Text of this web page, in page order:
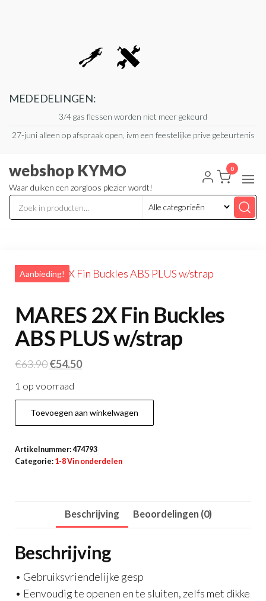
MEDEDELINGEN:
3/4 gas flessen worden niet meer gekeurd
27-juni alleen op afspraak open, ivm een feestelijke prive gebeurtenis
webshop KYMO
Waar duiken een zorgloos plezier wordt!
0
Aanbieding!
MARES 2X Fin Buckles
ABS PLUS w/strap
€63.90Oorspronkelijke
was:
€63.90.
€54.50Huidige
is:
€54.50.
1 op voorraad
MARES
2X
Buckles
Toevoegen aan winkelwagen
Artikelnummer:474793
Categorie: 1-8 Vin onderdelen
Beschrijving Beoordelingen (0)
Beschrijving
• Gebruiksvriendelijke gesp
• Eenvoudig te openen en te sluiten, zelfs met dikke